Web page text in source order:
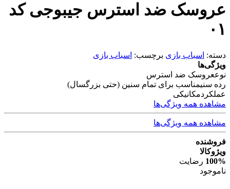
عروسک ضد استرس جیبوجی کد
۰۱
دسته: اسباب بازی برچسب: اسباب بازی
ویژگی‌ها
نوععروسک ضد استرس
رده سنیمناسب برای تمام سنین (حتی بزرگسال)
عملکردمکانیکی
مشاهده همه ویژگی‌ها
مشاهده همه ویژگی‌ها
فروشنده
ویژوکالا
100% رضایت
ناموجود